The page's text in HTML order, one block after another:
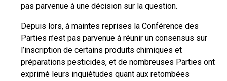
pas parvenue à une décision sur la question.
Depuis lors, à maintes reprises la Conférence des
Parties n’est pas parvenue à réunir un consensus sur
l’inscription de certains produits chimiques et
préparations pesticides, et de nombreuses Parties ont
exprimé leurs inquiétudes quant aux retombées